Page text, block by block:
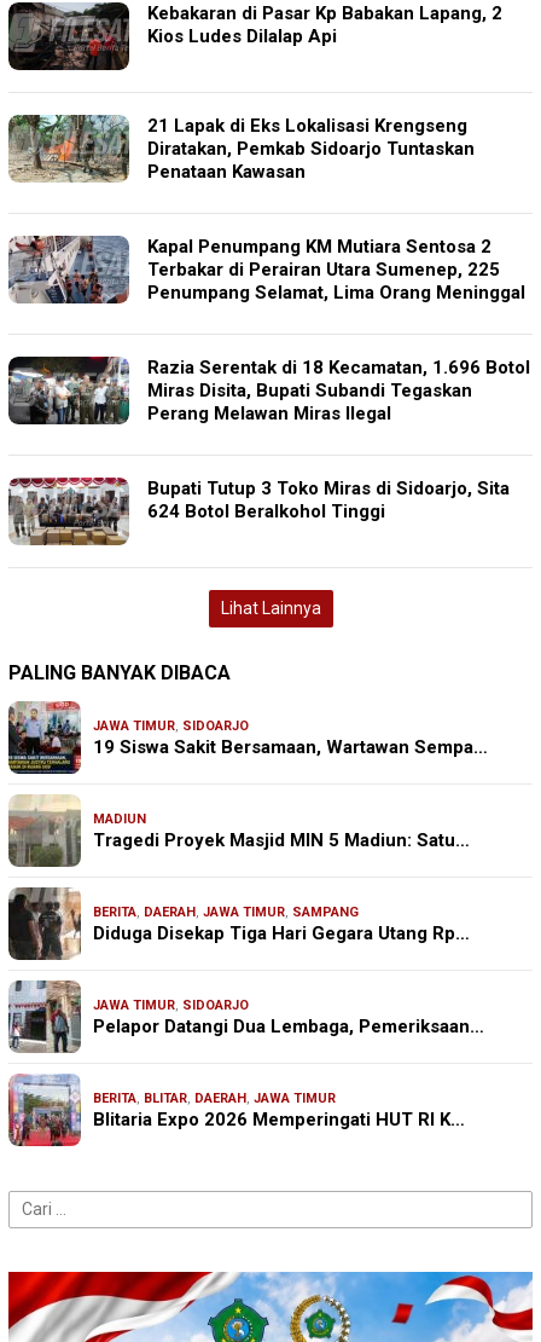
Kebakaran di Pasar Kp Babakan Lapang, 2
Kios Ludes Dilalap Api
21 Lapak di Eks Lokalisasi Krengseng
Diratakan, Pemkab Sidoarjo Tuntaskan
Penataan Kawasan
Kapal Penumpang KM Mutiara Sentosa 2
Terbakar di Perairan Utara Sumenep, 225
Penumpang Selamat, Lima Orang Meninggal
Razia Serentak di 18 Kecamatan, 1.696 Botol
Miras Disita, Bupati Subandi Tegaskan
Perang Melawan Miras Ilegal
Bupati Tutup 3 Toko Miras di Sidoarjo, Sita
624 Botol Beralkohol Tinggi
Lihat Lainnya
PALING BANYAK DIBACA
JAWA TIMUR, SIDOARJO
19 Siswa Sakit Bersamaan, Wartawan Sempa…
MADIUN
Tragedi Proyek Masjid MIN 5 Madiun: Satu…
BERITA, DAERAH, JAWA TIMUR, SAMPANG
Diduga Disekap Tiga Hari Gegara Utang Rp…
JAWA TIMUR, SIDOARJO
Pelapor Datangi Dua Lembaga, Pemeriksaan…
BERITA, BLITAR, DAERAH, JAWA TIMUR
Blitaria Expo 2026 Memperingati HUT RI K…
Cari
untuk: